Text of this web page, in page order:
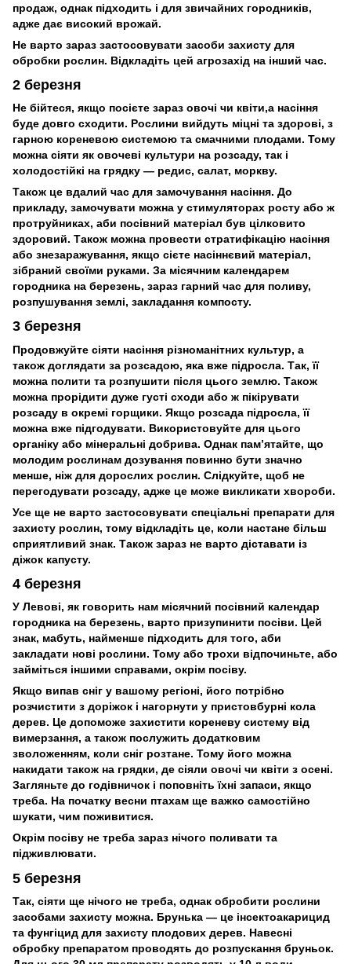
продаж, однак підходить і для звичайних городників,
адже дає високий врожай.
Не варто зараз застосовувати засоби захисту для
обробки рослин. Відкладіть цей агрозахід на інший час.
2 березня
Не бійтеся, якщо посієте зараз овочі чи квіти,а насіння
буде довго сходити. Рослини вийдуть міцні та здорові, з
гарною кореневою системою та смачними плодами. Тому
можна сіяти як овочеві культури на розсаду, так і
холодостійкі на грядку — редис, салат, моркву.
Також це вдалий час для замочування насіння. До
прикладу, замочувати можна у стимуляторах росту або ж
протруйниках, аби посівний матеріал був цілковито
здоровий. Також можна провести стратифікацію насіння
або знезаражування, якщо сієте насіннєвий матеріал,
зібраний своїми руками. За місячним календарем
городника на березень, зараз гарний час для поливу,
розпушування землі, закладання компосту.
3 березня
Продовжуйте сіяти насіння різноманітних культур, а
також доглядати за розсадою, яка вже підросла. Так, її
можна полити та розпушити після цього землю. Також
можна прорідити дуже густі сходи або ж пікірувати
розсаду в окремі горщики. Якщо розсада підросла, її
можна вже підгодувати. Використовуйте для цього
органіку або мінеральні добрива. Однак пам’ятайте, що
молодим рослинам дозування повинно бути значно
менше, ніж для дорослих рослин. Слідкуйте, щоб не
перегодувати розсаду, адже це може викликати хвороби.
Усе ще не варто застосовувати спеціальні препарати для
захисту рослин, тому відкладіть це, коли настане більш
сприятливий знак. Також зараз не варто діставати із
діжок капусту.
4 березня
У Левові, як говорить нам місячний посівний календар
городника на березень, варто призупинити посіви. Цей
знак, мабуть, найменше підходить для того, аби
закладати нові рослини. Тому або трохи відпочиньте, або
займіться іншими справами, окрім посіву.
Якщо випав сніг у вашому регіоні, його потрібно
розчистити з доріжок і нагорнути у пристовбурні кола
дерев. Це допоможе захистити кореневу систему від
вимерзання, а також послужить додатковим
зволоженням, коли сніг розтане. Тому його можна
накидати також на грядки, де сіяли овочі чи квіти з осені.
Загляньте до годівничок і поповніть їхні запаси, якщо
треба. На початку весни птахам ще важко самостійно
шукати, чим поживитися.
Окрім посіву не треба зараз нічого поливати та
підживлювати.
5 березня
Так, сіяти ще нічого не треба, однак обробити рослини
засобами захисту можна. Брунька — це інсектоакарицид
та фунгіцид для захисту плодових дерев. Навесні
обробку препаратом проводять до розпускання бруньок.